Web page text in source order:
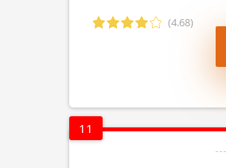
(4.68)
11